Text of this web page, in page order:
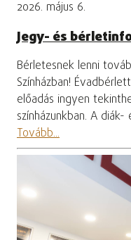
2026. május 6.
Jegy- és
Bérletesnek lenni
Színházban!
előadás ingyen
színházunkban. A
Tovább...